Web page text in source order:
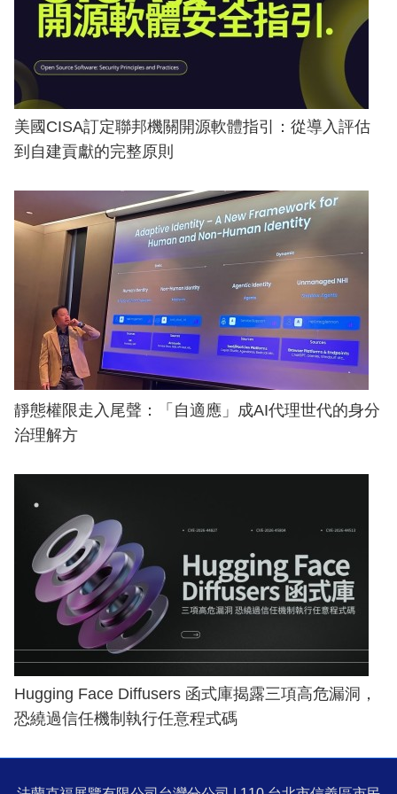
美國CISA訂定聯邦機關開源軟體指引：從導入評估
到自建貢獻的完整原則
靜態權限走入尾聲：「自適應」成AI代理世代的身分
治理解方
Hugging Face Diffusers 函式庫揭露三項高危漏洞，
恐繞過信任機制執行任意程式碼